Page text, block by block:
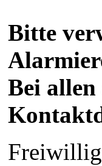
Bitte
Bei allen